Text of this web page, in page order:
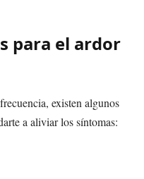
para el ardor
existen algunos
a aliviar los síntomas: